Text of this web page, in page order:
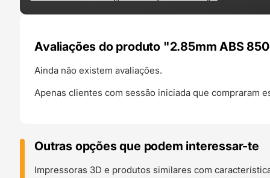
Avaliações do produto "2.85mm ABS
Ainda não existem avaliações.
Apenas clientes com sessão iniciada que compraram
Outras opções que podem interessar-te
Impressoras 3D e produtos similares com